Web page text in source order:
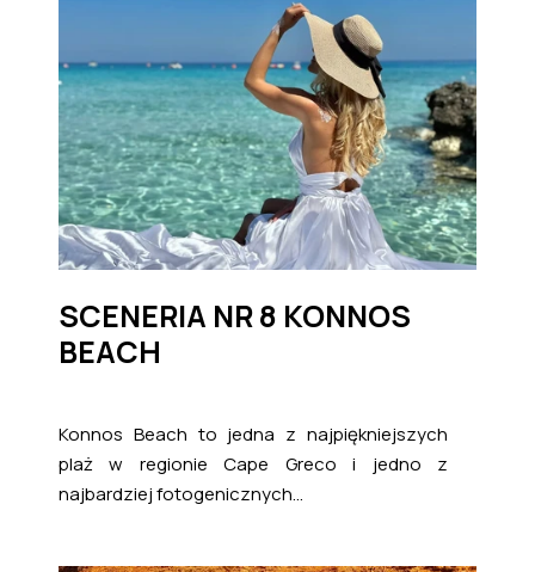
SCENERIA NR 8 KONNOS
BEACH
Konnos Beach to jedna z najpiękniejszych
plaż w regionie Cape Greco i jedno z
najbardziej fotogenicznych...